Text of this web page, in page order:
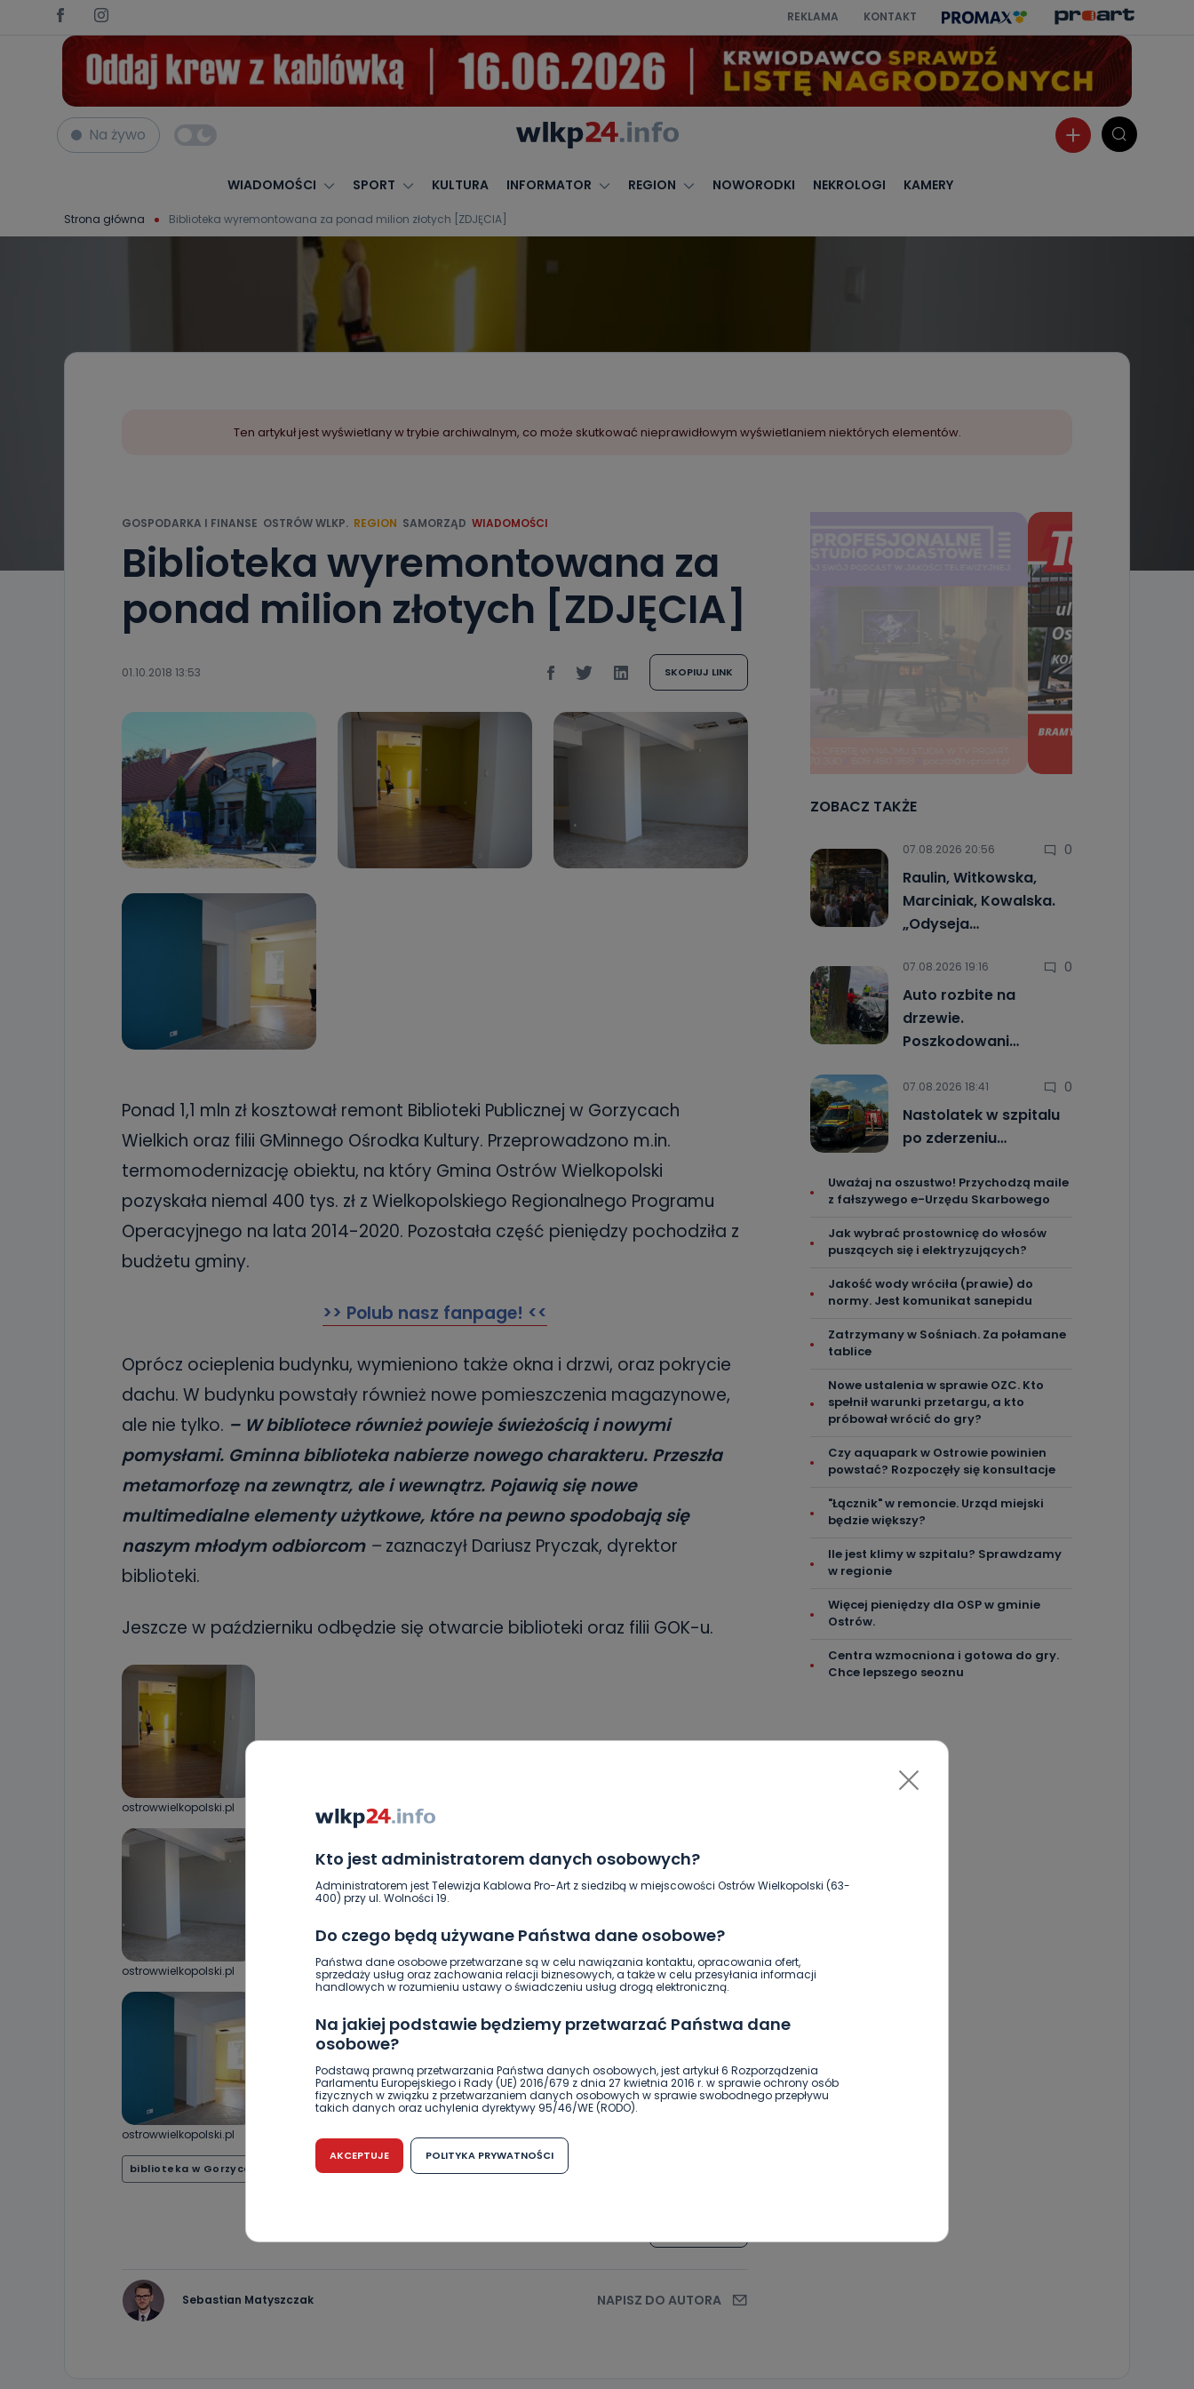
REKLAMA KONTAKT
Na żywo
WIADOMOŚCI SPORT KULTURA INFORMATOR REGION NOWORODKI NEKROLOGI KAMERY
Strona główna Biblioteka wyremontowana za ponad milion złotych [ZDJĘCIA]
Kto jest administratorem danych osobowych?
Administratorem jest Telewizja Kablowa Pro-Art z siedzibą w miejscowości Ostrów Wielkopolski (63-
400) przy ul. Wolności 19.
Do czego będą używane Państwa dane osobowe?
Państwa dane osobowe przetwarzane są w celu nawiązania kontaktu, opracowania ofert,
sprzedaży usług oraz zachowania relacji biznesowych, a także w celu przesyłania informacji
handlowych w rozumieniu ustawy o świadczeniu usług drogą elektroniczną.
Na jakiej podstawie będziemy przetwarzać Państwa dane
osobowe?
Podstawą prawną przetwarzania Państwa danych osobowych, jest artykuł 6 Rozporządzenia
Parlamentu Europejskiego i Rady (UE) 2016/679 z dnia 27 kwietnia 2016 r. w sprawie ochrony osób
fizycznych w związku z przetwarzaniem danych osobowych w sprawie swobodnego przepływu
takich danych oraz uchylenia dyrektywy 95/46/WE (RODO).
Czy jest możliwość cofnięcia zgody?
Podanie danych osobowych jest dobrowolne, nie jest wymogiem ustawowym lub umownym oraz
19 nie przekazuje Państwa danych osobowych podmiotom trzecim, jak również nie są one
AKCEPTUJE POLITYKA PRYWATNOŚCI
Ten artykuł jest wyświetlany w trybie archiwalnym, co może skutkować nieprawidłowym wyświetlaniem niektórych elementów.
GOSPODARKA I FINANSE OSTRÓW WLKP. REGION SAMORZĄD WIADOMOŚCI
Biblioteka wyremontowana za
ponad milion złotych [ZDJĘCIA]
01.10.2018 13:53 SKOPIUJ LINK
Ponad 1,1 mln zł kosztował remont Biblioteki Publicznej w Gorzycach
Wielkich oraz filii GMinnego Ośrodka Kultury. Przeprowadzono m.in.
termomodernizację obiektu, na który Gmina Ostrów Wielkopolski
pozyskała niemal 400 tys. zł z Wielkopolskiego Regionalnego Programu
Operacyjnego na lata 2014-2020. Pozostała część pieniędzy pochodziła z
budżetu gminy.
>> Polub nasz fanpage! <<
Oprócz ocieplenia budynku, wymieniono także okna i drzwi, oraz pokrycie
dachu. W budynku powstały również nowe pomieszczenia magazynowe,
ale nie tylko. – W bibliotece również powieje świeżością i nowymi
pomysłami. Gminna biblioteka nabierze nowego charakteru. Przeszła
metamorfozę na zewnątrz, ale i wewnątrz. Pojawią się nowe
multimedialne elementy użytkowe, które na pewno spodobają się
naszym młodym odbiorcom– zaznaczył Dariusz Pryczak, dyrektor
biblioteki.
Jeszcze w październiku odbędzie się otwarcie biblioteki oraz filii GOK-u.
ostrowwielkopolski.pl
ostrowwielkopolski.pl
ostrowwielkopolski.pl
biblioteka w Gorzycach Wielkich Gorzyce Wielkie
Sebastian Matyszczak NAPISZ DO AUTORA
ZOBACZ TAKŻE
07.08.2026 20:56 0
Raulin, Witkowska,
Marciniak, Kowalska.
„Odyseja…
07.08.2026 19:16 0
Auto rozbite na
drzewie.
Poszkodowani…
07.08.2026 18:41 0
Nastolatek w szpitalu
po zderzeniu…
Uważaj na oszustwo! Przychodzą maile
z fałszywego e-Urzędu Skarbowego
Jak wybrać prostownicę do włosów
puszących się i elektryzujących?
Jakość wody wróciła (prawie) do
normy. Jest komunikat sanepidu
Zatrzymany w Sośniach. Za połamane
tablice
Nowe ustalenia w sprawie OZC. Kto
spełnił warunki przetargu, a kto
próbował wrócić do gry?
Czy aquapark w Ostrowie powinien
powstać? Rozpoczęły się konsultacje
"Łącznik" w remoncie. Urząd miejski
będzie większy?
Ile jest klimy w szpitalu? Sprawdzamy
w regionie
Więcej pieniędzy dla OSP w gminie
Ostrów.
Centra wzmocniona i gotowa do gry.
Chce lepszego seoznu